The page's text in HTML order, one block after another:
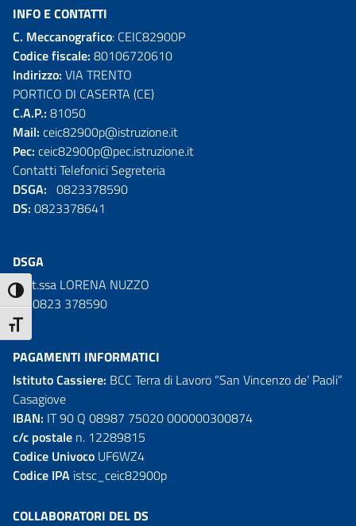
ATTIVA/DISATTIVA ALTO CONTRASTO
ATTIVA/DISATTIVA DIMENSIONE TESTO
INFO E CONTATTI
C. Meccanografico: CEIC82900P
Codice fiscale: 80106720610
Indirizzo: VIA TRENTO
PORTICO DI CASERTA (CE)
C.A.P.: 81050
Mail: ceic82900p@istruzione.it
Pec: ceic82900p@pec.istruzione.it
Contatti Telefonici Segreteria
DSGA: 0823378590
DS: 0823378641
DSGA
Dott.ssa LORENA NUZZO
Tel. 0823 378590
PAGAMENTI INFORMATICI
Istituto Cassiere: BCC Terra di Lavoro “San Vincenzo de’ Paoli”
Casagiove
IBAN: IT 90 Q 08987 75020 000000300874
c/c postale n. 12289815
Codice Univoco UF6WZ4
Codice IPA istsc_ceic82900p
COLLABORATORI DEL DS